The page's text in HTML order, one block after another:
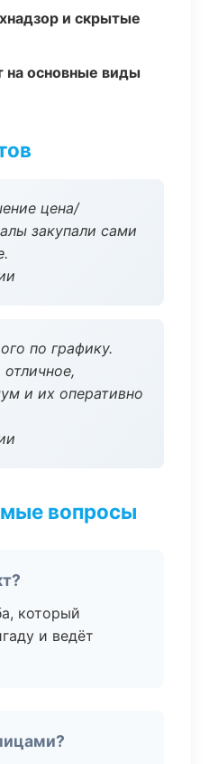
и скрытые
на основные виды
цена/
закупали сами
по графику.
и их оперативно
вопросы
который
и ведёт